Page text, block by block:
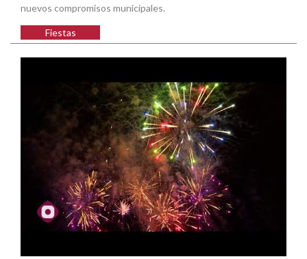
nuevos compromisos municipales.
Fiestas